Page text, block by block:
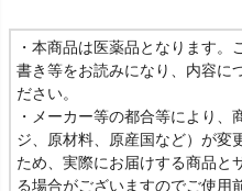
・本商品は医薬品となります
書き等をお読みになり、内容に
ださい。
・メーカー等の都合等により
ジ、原材料、原産国など）が変
ため、実際にお届けする商品と
る場合がございますのでご使用